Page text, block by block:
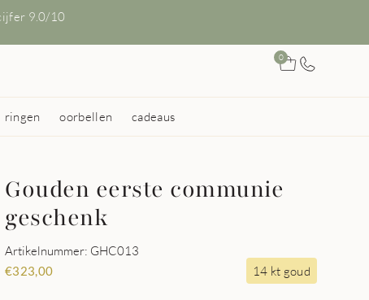
9.0/10
0
ringen oorbellen cadeaus
Gouden eerste communie
geschenk
Artikelnummer: GHC013
€323,00 14 kt goud